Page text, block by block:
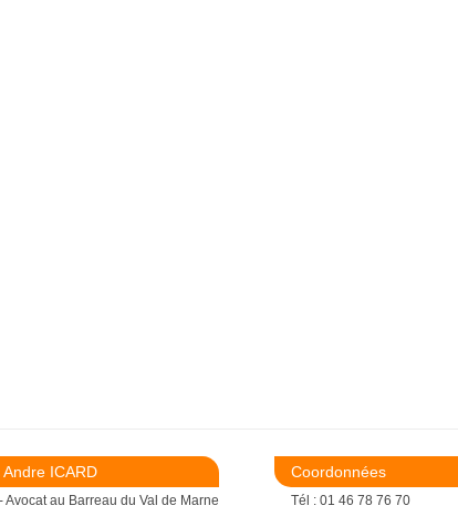
ICARD
Avocat au Barreau du Val de Marne
Coordonnées
Tél : 01 46 78 76 70